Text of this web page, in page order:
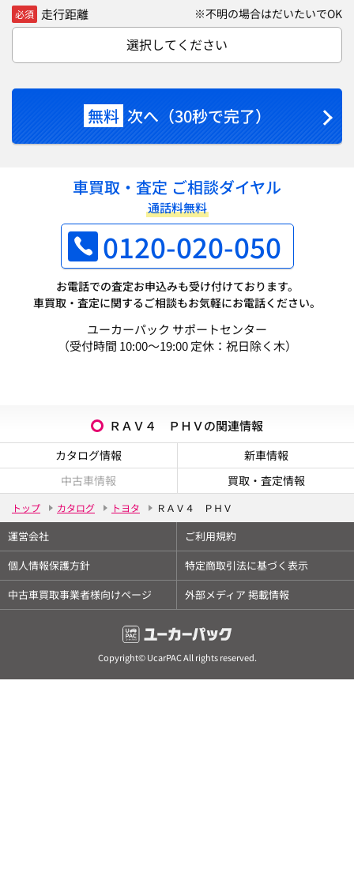
必須 走行距離 ※不明の場合はだいたいでOK
選択してください
無料 次へ（30秒で完了）
車買取・査定 ご相談ダイヤル
通話料無料
0120-020-050
お電話での査定お申込みも受け付けております。
車買取・査定に関するご相談もお気軽にお電話ください。
ユーカーパック サポートセンター
（受付時間 10:00～19:00 定休：祝日除く木）
ＲＡＶ４ ＰＨＶの関連情報
カタログ情報
新車情報
中古車情報
買取・査定情報
トップ カタログ トヨタ ＲＡＶ４ ＰＨＶ
運営会社
ご利用規約
個人情報保護方針
特定商取引法に基づく表示
中古車買取事業者様向けページ
外部メディア 掲載情報
Copyright© UcarPAC All rights reserved.